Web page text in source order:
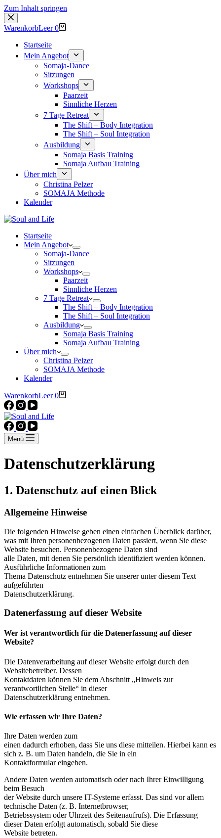
Zum Inhalt springen
WarenkorbLeer 0
Startseite
Mein Angebot
Somaja-Dance
Sitzungen
Workshops
Paarzeit
Sinnliche Herzen
7 Tage Retreat
The Shift – Body Integration
The Shift – Soul Integration
Ausbildung
Somaja Basis Training
Somaja Aufbau Training
Über mich
Christina Pelzer
SOMAJA Methode
Kalender
Startseite
Mein Angebot
Somaja-Dance
Sitzungen
Workshops
Paarzeit
Sinnliche Herzen
7 Tage Retreat
The Shift – Body Integration
The Shift – Soul Integration
Ausbildung
Somaja Basis Training
Somaja Aufbau Training
Über mich
Christina Pelzer
SOMAJA Methode
Kalender
WarenkorbLeer 0
Menü
Datenschutzerklärung
1. Datenschutz auf einen Blick
Allgemeine Hinweise
Die folgenden Hinweise geben einen einfachen Überblick darüber,
was mit Ihren personenbezogenen Daten passiert, wenn Sie diese
Website besuchen. Personenbezogene Daten sind
alle Daten, mit denen Sie persönlich identifiziert werden können.
Ausführliche Informationen zum
Thema Datenschutz entnehmen Sie unserer unter diesem Text
aufgeführten
Datenschutzerklärung.
Datenerfassung auf dieser Website
Wer ist verantwortlich für die Datenerfassung auf dieser
Website?
Die Datenverarbeitung auf dieser Website erfolgt durch den
Websitebetreiber. Dessen
Kontaktdaten können Sie dem Abschnitt „Hinweis zur
verantwortlichen Stelle“ in dieser
Datenschutzerklärung entnehmen.
Wie erfassen wir Ihre Daten?
Ihre Daten werden zum
einen dadurch erhoben, dass Sie uns diese mitteilen. Hierbei kann es
sich z. B. um Daten handeln, die Sie in ein
Kontaktformular eingeben.
Andere Daten werden automatisch oder nach Ihrer Einwilligung
beim Besuch
der Website durch unsere IT-Systeme erfasst. Das sind vor allem
technische Daten (z. B. Internetbrowser,
Betriebssystem oder Uhrzeit des Seitenaufrufs). Die Erfassung
dieser Daten erfolgt automatisch, sobald Sie diese
Website betreten.